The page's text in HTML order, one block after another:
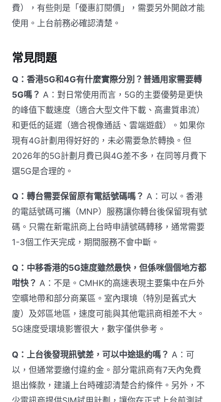
費），有些則是「優惠訂閱價」，需要另外開啟才能
使用。上台前務必確認清楚。
常見問題
Q：香港5G和4G有什麼實際分別？普通用家需要轉
5G嗎？ A：對日常使用而言，5G的主要優勢是更快
的峰值下載速度（適合大型文件下載、高畫質串流）
和更低的延遲（適合視像通話、雲端遊戲）。如果你
現有4G計劃用得好好的，未必需要急於轉換。但
2026年的5G計劃月費已與4G差不多，在同等月費下
選5G是合理的。
Q：轉台需要保留原有電話號碼嗎？ A：可以。香港
的電話號碼可攜（MNP）服務讓你轉台後保留現有號
碼。只需在新電訊商上台時申請號碼轉移，通常需要
1-3個工作天完成，期間服務不會中斷。
Q：中移香港的5G速度雖然最快，但係咪個個地方都
咁快？ A：不是。CMHK的高速表現主要集中在戶外
空曠地帶和部分商業區。室內環境（特別是舊式大
廈）及郊區地區，速度可能與其他電訊商相差不大。
5G速度受環境影響很大，數字僅供參考。
Q：上台後發現訊號差，可以中途退約嗎？ A：可
以，但通常要繳付違約金。部分電訊商有7天內免費
退出條款，建議上台時確認清楚合約條件。另外，不